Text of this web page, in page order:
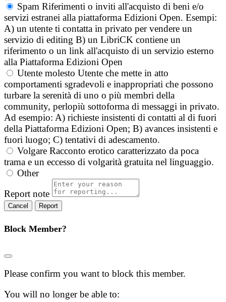
Spam Riferimenti o inviti all'acquisto di beni e/o
servizi estranei alla piattaforma Edizioni Open. Esempi:
A) un utente ti contatta in privato per vendere un
servizio di editing B) un LibriCK contiene un
riferimento o un link all'acquisto di un servizio esterno
alla Piattaforma Edizioni Open
Utente molesto Utente che mette in atto
comportamenti sgradevoli e inappropriati che possono
turbare la serenità di uno o più membri della
community, perlopiù sottoforma di messaggi in privato.
Ad esempio: A) richieste insistenti di contatti al di fuori
della Piattaforma Edizioni Open; B) avances insistenti e
fuori luogo; C) tentativi di adescamento.
Volgare Racconto erotico caratterizzato da poca
trama e un eccesso di volgarità gratuita nel linguaggio.
Other
Report note
Report
Block Member?
Please confirm you want to block this member.
You will no longer be able to: